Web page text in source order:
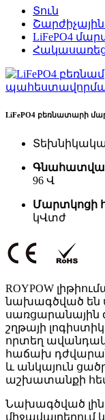
Տուն
LiFePO4
LiFePO4 բեռնատարի
Գնահատված
96 Վ
Մարտկոցի
կՎտժ
ROYPOW
նախագծված են
սառցարանային
շղթայի
որտեղ
հաճախ
և անկայուն
աշխատանքի
Նախագծված